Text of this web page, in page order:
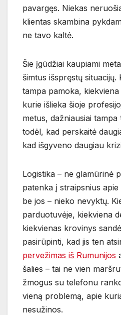
pavargęs. Niekas
klientas skambina
ne tavo kaltė.
Šie įgūdžiai kaupiami
šimtus išspręstų
tampa pamoka,
kurie išlieka šioje
metus, dažniausiai
todėl, kad perskaitė
kad išgyveno daugiau
Logistika – ne glamūrinė
patenka į straipsnius
be jos – nieko nevyktų.
parduotuvėje, kiekviena
kiekvienas krovinys
pasirūpinti, kad jis ten
pervežimas iš Rumunijos
šalies – tai ne vien
žmogus su telefonu
vieną problemą, apie
nesužinos.